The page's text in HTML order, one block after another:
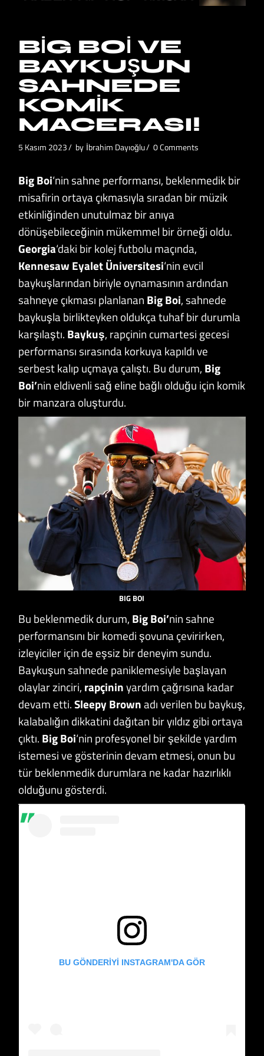
BIG BOI VE
BAYKUŞUN
SAHNEDE
KOMIK
MACERASI!
5 Kasım 2023 by İbrahim Dayıoğlu 0 Comments
Big Boi‘nin sahne performansı, beklenmedik bir
misafirin ortaya çıkmasıyla sıradan bir müzik
etkinliğinden unutulmaz bir anıya
dönüşebileceğinin mükemmel bir örneği oldu.
Georgia‘daki bir kolej futbolu maçında,
Kennesaw Eyalet Üniversitesi‘nin evcil
baykuşlarından biriyle oynamasının ardından
sahneye çıkması planlanan Big Boi, sahnede
baykuşla birlikteyken oldukça tuhaf bir durumla
karşılaştı. Baykuş, rapçinin cumartesi gecesi
performansı sırasında korkuya kapıldı ve
serbest kalıp uçmaya çalıştı. Bu durum, Big
Boi’nin eldivenli sağ eline bağlı olduğu için komik
bir manzara oluşturdu.
BIG BOI
Bu beklenmedik durum, Big Boi’nin sahne
performansını bir komedi şovuna çevirirken,
izleyiciler için de eşsiz bir deneyim sundu.
Baykuşun sahnede paniklemesiyle başlayan
olaylar zinciri, rapçininyardım çağrısına kadar
devam etti.Sleepy Brownadı verilen bu baykuş,
kalabalığın dikkatini dağıtan bir yıldız gibi ortaya
çıktı. Big Boi‘nin profesyonel bir şekilde yardım
istemesi ve gösterinin devam etmesi, onun bu
tür beklenmedik durumlara ne kadar hazırlıklı
olduğunu gösterdi.
BU GÖNDERIYI INSTAGRAM'DA GÖR